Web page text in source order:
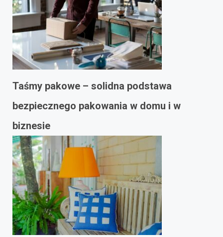
Taśmy pakowe – solidna podstawa
bezpiecznego pakowania w domu i w
biznesie